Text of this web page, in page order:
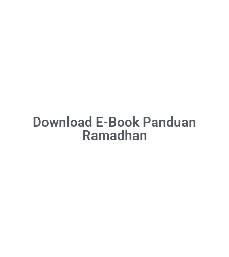
Download E-Book Panduan
Ramadhan